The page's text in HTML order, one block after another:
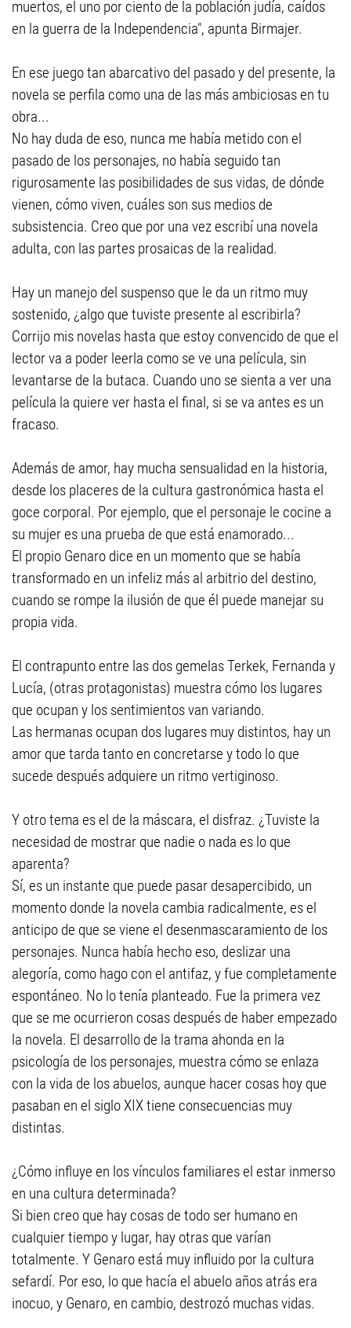
muertos, el uno por ciento de la población judía, caídos
en la guerra de la Independencia", apunta Birmajer.
En ese juego tan abarcativo del pasado y del presente, la
novela se perfila como una de las más ambiciosas en tu
obra...
No hay duda de eso, nunca me había metido con el
pasado de los personajes, no había seguido tan
rigurosamente las posibilidades de sus vidas, de dónde
vienen, cómo viven, cuáles son sus medios de
subsistencia. Creo que por una vez escribí una novela
adulta, con las partes prosaicas de la realidad.
Hay un manejo del suspenso que le da un ritmo muy
sostenido, ¿algo que tuviste presente al escribirla?
Corrijo mis novelas hasta que estoy convencido de que el
lector va a poder leerla como se ve una película, sin
levantarse de la butaca. Cuando uno se sienta a ver una
película la quiere ver hasta el final, si se va antes es un
fracaso.
Además de amor, hay mucha sensualidad en la historia,
desde los placeres de la cultura gastronómica hasta el
goce corporal. Por ejemplo, que el personaje le cocine a
su mujer es una prueba de que está enamorado...
El propio Genaro dice en un momento que se había
transformado en un infeliz más al arbitrio del destino,
cuando se rompe la ilusión de que él puede manejar su
propia vida.
El contrapunto entre las dos gemelas Terkek, Fernanda y
Lucía, (otras protagonistas) muestra cómo los lugares
que ocupan y los sentimientos van variando.
Las hermanas ocupan dos lugares muy distintos, hay un
amor que tarda tanto en concretarse y todo lo que
sucede después adquiere un ritmo vertiginoso.
Y otro tema es el de la máscara, el disfraz. ¿Tuviste la
necesidad de mostrar que nadie o nada es lo que
aparenta?
Sí, es un instante que puede pasar desapercibido, un
momento donde la novela cambia radicalmente, es el
anticipo de que se viene el desenmascaramiento de los
personajes. Nunca había hecho eso, deslizar una
alegoría, como hago con el antifaz, y fue completamente
espontáneo. No lo tenía planteado. Fue la primera vez
que se me ocurrieron cosas después de haber empezado
la novela. El desarrollo de la trama ahonda en la
psicología de los personajes, muestra cómo se enlaza
con la vida de los abuelos, aunque hacer cosas hoy que
pasaban en el siglo XIX tiene consecuencias muy
distintas.
¿Cómo influye en los vínculos familiares el estar inmerso
en una cultura determinada?
Si bien creo que hay cosas de todo ser humano en
cualquier tiempo y lugar, hay otras que varían
totalmente. Y Genaro está muy influido por la cultura
sefardí. Por eso, lo que hacía el abuelo años atrás era
inocuo, y Genaro, en cambio, destrozó muchas vidas.